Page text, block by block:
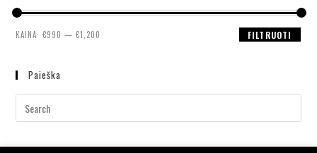
FILTRUOTI
KAINA:€990 —€1,200
Paieška